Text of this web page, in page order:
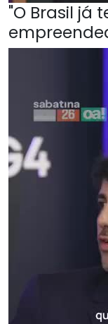
"O Brasil já